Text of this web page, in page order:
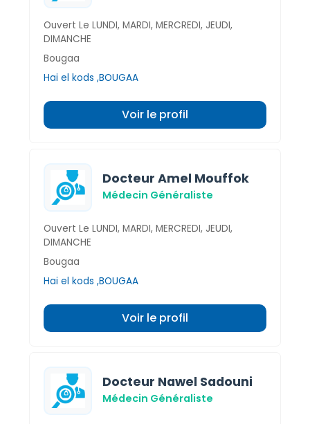
Ouvert Le LUNDI, MARDI, MERCREDI, JEUDI,
DIMANCHE
Bougaa
Hai el kods ,BOUGAA
Voir le profil
Docteur Amel Mouffok
Médecin Généraliste
Ouvert Le LUNDI, MARDI, MERCREDI, JEUDI,
DIMANCHE
Bougaa
Hai el kods ,BOUGAA
Voir le profil
Docteur Nawel Sadouni
Médecin Généraliste